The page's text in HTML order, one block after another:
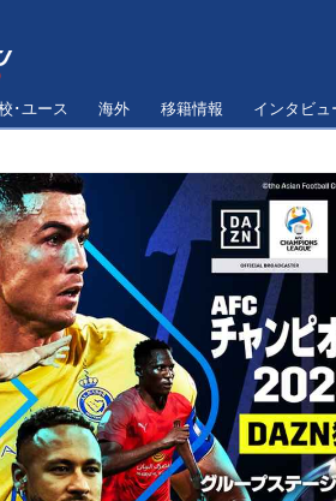
･ユース 海外 移籍情報 インタビュ